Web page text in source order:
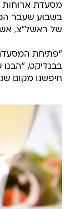
מסעדת ארוחות
בשבוע שעבר
של ראשל"צ, אשר
"פתיחת
בבנדיקט, "הבנו
חיפשנו מקום